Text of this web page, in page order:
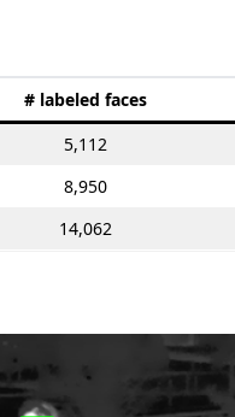
# labeled faces
5,112
8,950
14,062